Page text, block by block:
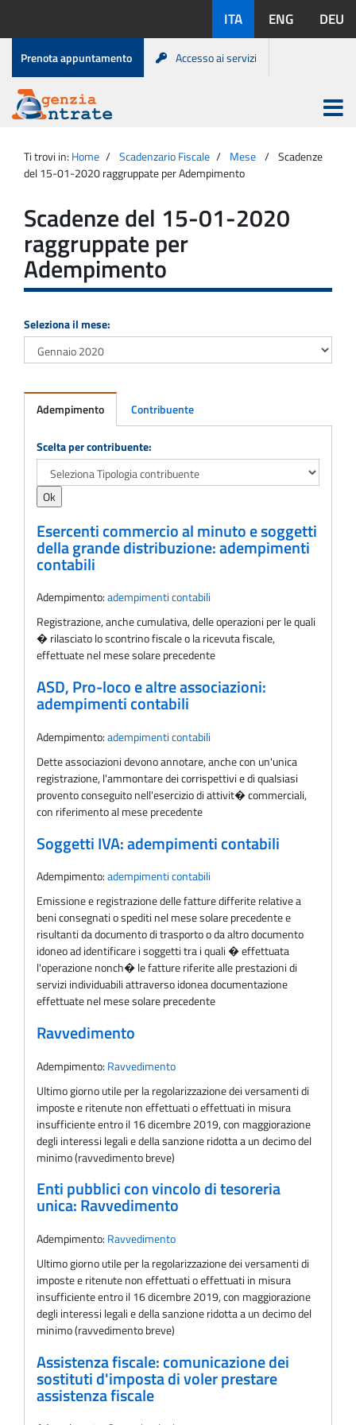
contenuto
disponibili:
ITA ENG DEU
Menu
di
servizio
Prenota appuntamento Accesso ai servizi
Agenzia
Entrate
Apri
menu
principale
Ti trovi in: Home Scadenzario Fiscale Mese
Scadenze
del 15-01-2020 raggruppate per Adempimento
Scadenze del 15-01-2020
raggruppate per
Adempimento
Seleziona il mese:
Adempimento Contribuente
Adempimento
Scelta per contribuente:
Esercenti commercio al minuto e soggetti
della grande distribuzione: adempimenti
contabili
Adempimento:adempimenti contabili
Registrazione, anche cumulativa, delle operazioni per le quali
� rilasciato lo scontrino fiscale o la ricevuta fiscale,
effettuate nel mese solare precedente
ASD, Pro-loco e altre associazioni:
adempimenti contabili
Adempimento:adempimenti contabili
Dette associazioni devono annotare, anche con un'unica
registrazione, l'ammontare dei corrispettivi e di qualsiasi
provento conseguito nell'esercizio di attivit� commerciali,
con riferimento al mese precedente
Soggetti IVA: adempimenti contabili
Adempimento:adempimenti contabili
Emissione e registrazione delle fatture differite relative a
beni consegnati o spediti nel mese solare precedente e
risultanti da documento di trasporto o da altro documento
idoneo ad identificare i soggetti tra i quali � effettuata
l'operazione nonch� le fatture riferite alle prestazioni di
servizi individuabili attraverso idonea documentazione
effettuate nel mese solare precedente
Ravvedimento
Adempimento: Ravvedimento
Ultimo giorno utile per la regolarizzazione dei versamenti di
imposte e ritenute non effettuati o effettuati in misura
insufficiente entro il 16 dicembre 2019, con maggiorazione
degli interessi legali e della sanzione ridotta a un decimo del
minimo (ravvedimento breve)
Enti pubblici con vincolo di tesoreria
unica: Ravvedimento
Adempimento: Ravvedimento
Ultimo giorno utile per la regolarizzazione dei versamenti di
imposte e ritenute non effettuati o effettuati in misura
insufficiente entro il 16 dicembre 2019, con maggiorazione
degli interessi legali e della sanzione ridotta a un decimo del
minimo (ravvedimento breve)
Assistenza fiscale: comunicazione dei
sostituti d'imposta di voler prestare
assistenza fiscale